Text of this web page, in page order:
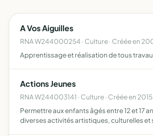
A Vos Aiguilles
RNA W244000254 · Culture · Créée en
Apprentissage et réalisation de tous
Actions Jeunes
RNA W244003141 · Culture · Créée en 2015
Permettre aux enfants âgés entre 12 et 17
diverses activités artistiques, culturelles et